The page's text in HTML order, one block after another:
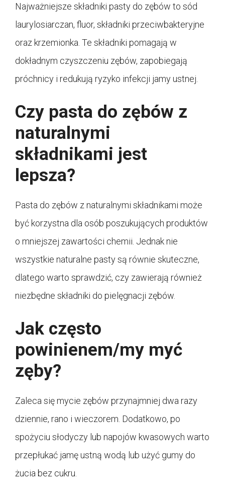
Najważniejsze składniki pasty do zębów to sód
laurylosiarczan, fluor, składniki przeciwbakteryjne
oraz krzemionka. Te składniki pomagają w
dokładnym czyszczeniu zębów, zapobiegają
próchnicy i redukują ryzyko infekcji jamy ustnej.
Czy pasta do zębów z
naturalnymi
składnikami jest
lepsza?
Pasta do zębów z naturalnymi składnikami może
być korzystna dla osób poszukujących produktów
o mniejszej zawartości chemii. Jednak nie
wszystkie naturalne pasty są równie skuteczne,
dlatego warto sprawdzić, czy zawierają również
niezbędne składniki do pielęgnacji zębów.
Jak często
powinienem/my myć
zęby?
Zaleca się mycie zębów przynajmniej dwa razy
dziennie, rano i wieczorem. Dodatkowo, po
spożyciu słodyczy lub napojów kwasowych warto
przepłukać jamę ustną wodą lub użyć gumy do
żucia bez cukru.